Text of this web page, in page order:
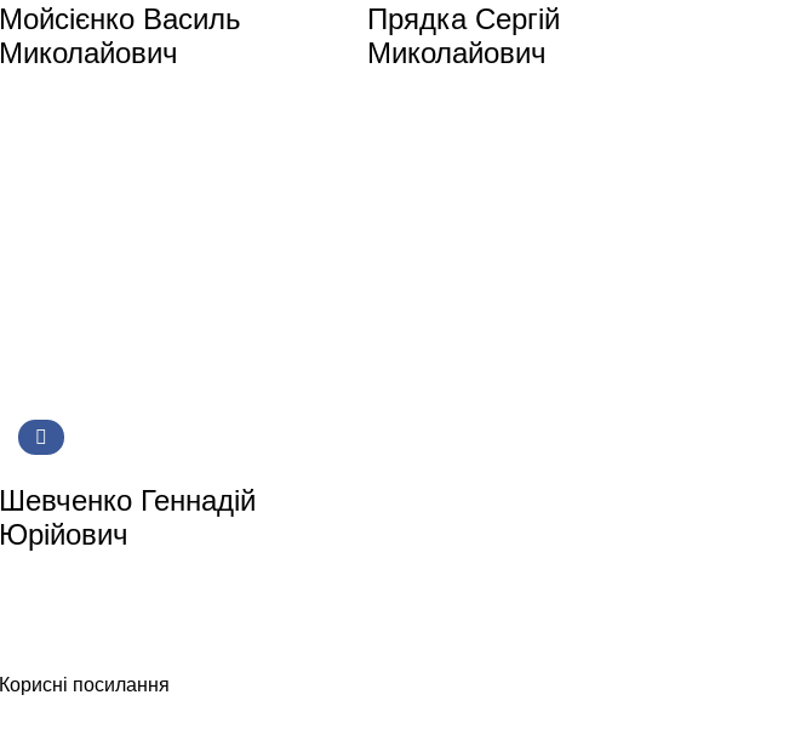
Мойсієнко Василь
Миколайович
Прядка Сергій
Миколайович
Шевченко Геннадій
Юрійович
Корисні посилання